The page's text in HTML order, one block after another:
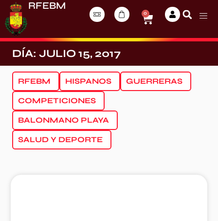
RFEBM
0
DÍA: JULIO 15, 2017
RFEBM HISPANOS GUERRERAS
COMPETICIONES
BALONMANO PLAYA
SALUD Y DEPORTE